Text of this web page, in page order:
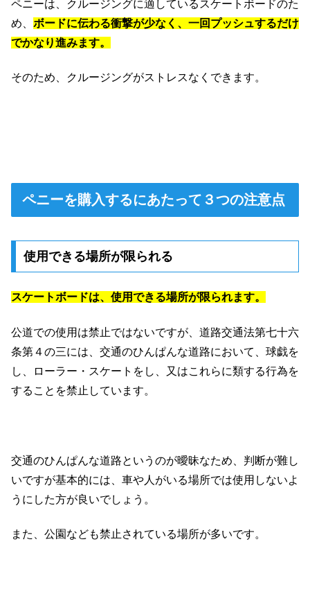
ペニーは、クルージングに適しているスケートボードのた
め、 ボードに伝わる衝撃が少なく、一回プッシュするだけ
でかなり進みます。
そのため、クルージングがストレスなくできます。
ペニーを購入するにあたって３つの注意点
使用できる場所が限られる
スケートボードは、使用できる場所が限られます。
公道での使用は禁止ではないですが、道路交通法第七十六
条第４の三には、交通のひんぱんな道路において、球戯を
し、ローラー・スケートをし、又はこれらに類する行為を
することを禁止しています。
交通のひんぱんな道路というのが曖昧なため、判断が難し
いですが基本的には、車や人がいる場所では使用しないよ
うにした方が良いでしょう。
また、公園なども禁止されている場所が多いです。